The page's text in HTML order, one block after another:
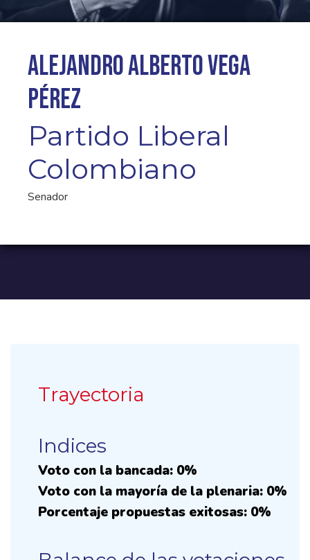
Alejandro Alberto Vega
Pérez
Partido Liberal
Colombiano
Senador
Trayectoria
Indices
Voto con la bancada: 0%
Voto con la mayoría de la plenaria: 0%
Porcentaje propuestas exitosas: 0%